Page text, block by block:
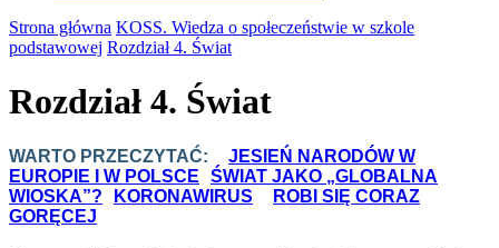
Strona główna KOSS. Wiedza o społeczeństwie w szkole
podstawowej Rozdział 4. Świat
Rozdział 4. Świat
WARTO PRZECZYTAĆ:
JESIEŃ NARODÓW W
EUROPIE I W POLSCE
ŚWIAT JAKO „GLOBALNA
WIOSKA”?
KORONAWIRUS
ROBI SIĘ CORAZ
GORĘCEJ